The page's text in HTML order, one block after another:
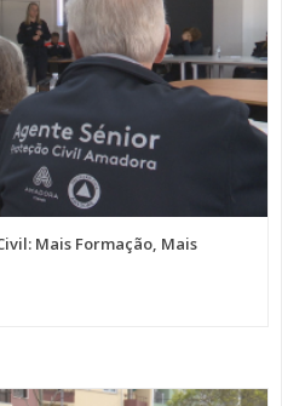
Mais Formação, Mais